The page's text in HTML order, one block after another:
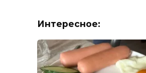
Интересное: